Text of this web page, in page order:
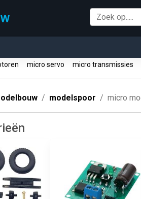
micro servo micro transmissies
modelspoor micro